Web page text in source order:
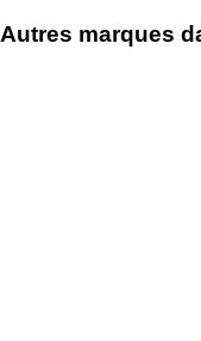
Autres marques